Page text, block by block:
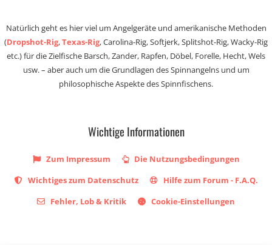
Natürlich geht es hier viel um Angelgeräte und amerikanische Methoden
(Dropshot-Rig,Texas-Rig, Carolina-Rig, Softjerk, Splitshot-Rig, Wacky-Rig
etc.) für die Zielfische Barsch, Zander, Rapfen, Döbel, Forelle, Hecht, Wels
usw. – aber auch um die Grundlagen des Spinnangelns und um
philosophische Aspekte des Spinnfischens.
Wichtige Informationen
Zum Impressum
Die Nutzungsbedingungen
Wichtiges zum Datenschutz
Hilfe zum Forum - F.A.Q.
Fehler, Lob & Kritik
Cookie-Einstellungen